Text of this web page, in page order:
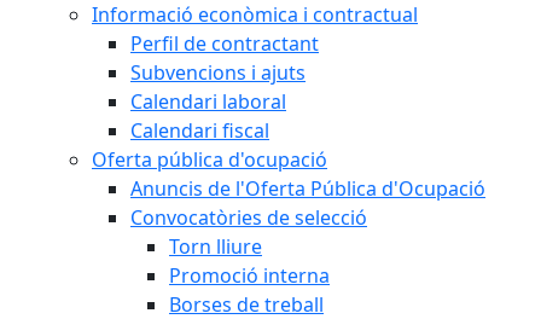
Informació econòmica i contractual
Perfil de contractant
Subvencions i ajuts
Calendari laboral
Calendari fiscal
Oferta pública d'ocupació
Anuncis de l'Oferta Pública d'Ocupació
Convocatòries de selecció
Torn lliure
Promoció interna
Borses de treball